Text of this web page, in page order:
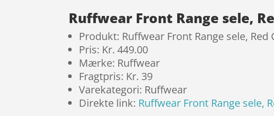
Ruffwear Front Range sele,
Produkt: Ruffwear Front Range sele, Red
Pris: Kr. 449.00
Mærke: Ruffwear
Fragtpris: Kr. 39
Varekategori: Ruffwear
Direkte link: Ruffwear Front Range sele,